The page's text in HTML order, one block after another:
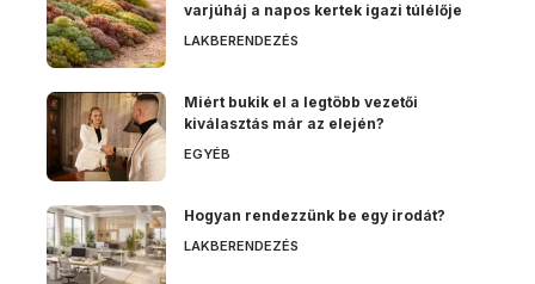
varjúháj a napos kertek igazi túlélője
LAKBERENDEZÉS
Miért bukik el a legtöbb vezetői
kiválasztás már az elején?
EGYÉB
Hogyan rendezzünk be egy irodát?
LAKBERENDEZÉS